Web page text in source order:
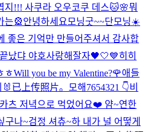
지!!! 사쿠라 오우코쿠 데스🐱🌸뭐
는🎡안녕하세요 모닝굿~~단모닝☀️
좋은 기억만 만들어주셔서 감사합
끝났댜 야호사랑해잘자🖤🤍💙히히
ㅎWill you be my Valentine?🌹애들
已上传照片。 모해 7654321 👇비
츠 저녁으로 먹었어요❤️ 얌~연한
구나~검정 셔츄~하 내가 널 어떻게